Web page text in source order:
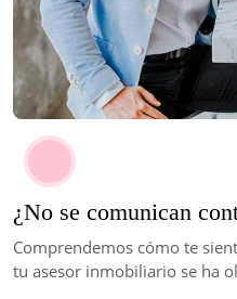
¿No se comunican
Comprendemos cómo te
tu asesor inmobiliario se ha